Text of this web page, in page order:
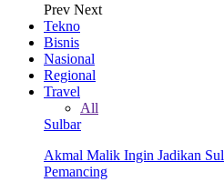
Prev Next
Tekno
Bisnis
Nasional
Regional
Travel
All
Sulbar
Akmal Malik Ingin Jadikan
Pemancing